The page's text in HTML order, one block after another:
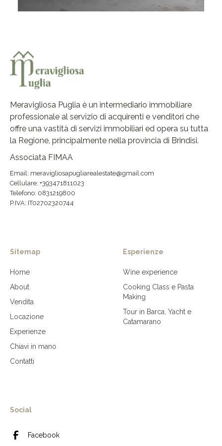
Meravigliosa Puglia è un intermediario immobiliare
professionale al servizio di acquirenti e venditori che
offre una vastità di servizi immobiliari ed opera su tutta
la Regione, principalmente nella provincia di Brindisi.
Associata FIMAA
Email: meravigliosapugliarealestate@gmail.com
Cellulare: +393471811023
Telefono: 0831219800
P.IVA: IT02702320744
Sitemap
Home
About
Vendita
Locazione
Experienze
Chiavi in mano
Contatti
Esperienze
Wine experience
Cooking Class e Pasta
Making
Tour in Barca, Yacht e
Catamarano
Social
Facebook